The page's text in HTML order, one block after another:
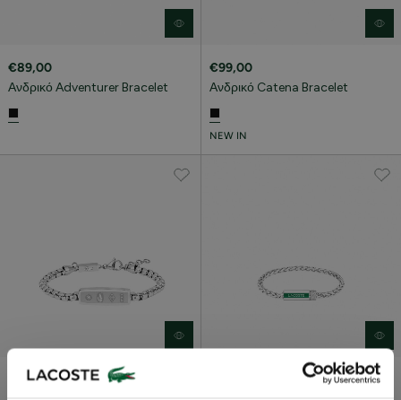
€89,00
Ανδρικό Adventurer Bracelet
€99,00
Ανδρικό Catena Bracelet
NEW IN
€79,00